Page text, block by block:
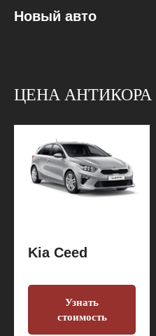
Новый авто
ЦЕНА АНТИКОРА
Kia Ceed
Узнать
стоимость